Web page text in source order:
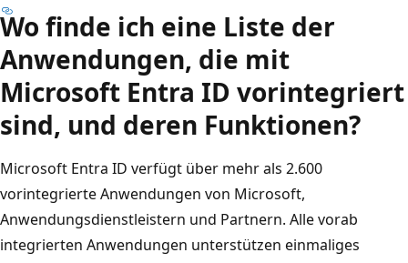
Wo finde ich eine Liste der
Anwendungen, die mit
Microsoft Entra ID vorintegriert
sind, und deren Funktionen?
Microsoft Entra ID verfügt über mehr als 2.600
vorintegrierte Anwendungen von Microsoft,
Anwendungsdienstleistern und Partnern. Alle vorab
integrierten Anwendungen unterstützen einmaliges